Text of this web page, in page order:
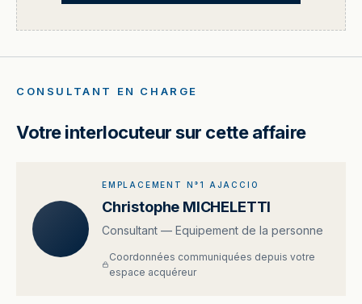
CONSULTANT EN CHARGE
Votre interlocuteur sur cette affaire
EMPLACEMENT N°1 AJACCIO
Christophe MICHELETTI
Consultant — Equipement de la personne
Coordonnées communiquées depuis votre
espace acquéreur